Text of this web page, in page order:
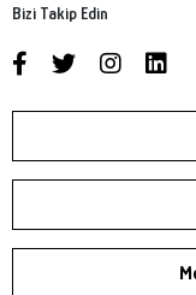
Bizi Takip Edin